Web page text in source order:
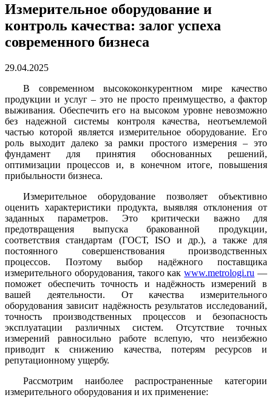
Измерительное оборудование и
контроль качества: залог успеха
современного бизнеса
29.04.2025
В современном высококонкурентном мире качество
продукции и услуг – это не просто преимущество, а фактор
выживания. Обеспечить его на высоком уровне невозможно
без надежной системы контроля качества, неотъемлемой
частью которой является измерительное оборудование. Его
роль выходит далеко за рамки простого измерения – это
фундамент для принятия обоснованных решений,
оптимизации процессов и, в конечном итоге, повышения
прибыльности бизнеса.
Измерительное оборудование позволяет объективно
оценить характеристики продукта, выявляя отклонения от
заданных параметров. Это критически важно для
предотвращения выпуска бракованной продукции,
соответствия стандартам (ГОСТ, ISO и др.), а также для
постоянного совершенствования производственных
процессов. Поэтому выбор надёжного поставщика
измерительного оборудования, такого какwww.metrologi.ru —
поможет обеспечить точность и надёжность измерений в
вашей деятельности. От качества измерительного
оборудования зависит надёжность результатов исследований,
точность производственных процессов и безопасность
эксплуатации различных систем. Отсутствие точных
измерений равносильно работе вслепую, что неизбежно
приводит к снижению качества, потерям ресурсов и
репутационному ущербу.
Рассмотрим наиболее распространенные категории
измерительного оборудования и их применение: